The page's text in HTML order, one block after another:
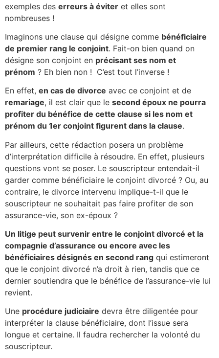
exemples des erreurs à éviter et elles sont
nombreuses !
Imaginons une clause qui désigne comme bénéficiaire
de premier rang le conjoint. Fait-on bien quand on
désigne son conjoint en précisant ses nom et
prénom ? Eh bien non ! C’est tout l’inverse !
En effet, en cas de divorce avec ce conjoint et de
remariage, il est clair que le second époux ne pourra
profiter du bénéfice de cette clause si les nom et
prénom du 1er conjoint figurent dans la clause.
Par ailleurs, cette rédaction posera un problème
d’interprétation difficile à résoudre. En effet, plusieurs
questions vont se poser. Le souscripteur entendait-il
garder comme bénéficiaire le conjoint divorcé ? Ou, au
contraire, le divorce intervenu implique-t-il que le
souscripteur ne souhaitait pas faire profiter de son
assurance-vie, son ex-époux ?
Un litige peut survenir entre le conjoint divorcé et la
compagnie d’assurance ou encore avec les
bénéficiaires désignés en second rang qui estimeront
que le conjoint divorcé n’a droit à rien, tandis que ce
dernier soutiendra que le bénéfice de l’assurance-vie lui
revient.
Une procédure judiciaire devra être diligentée pour
interpréter la clause bénéficiaire, dont l’issue sera
longue et certaine. Il faudra rechercher la volonté du
souscripteur.